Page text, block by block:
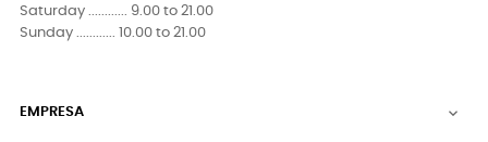
Saturday ............ 9.00 to 21.00
Sunday ............ 10.00 to 21.00
EMPRESA 